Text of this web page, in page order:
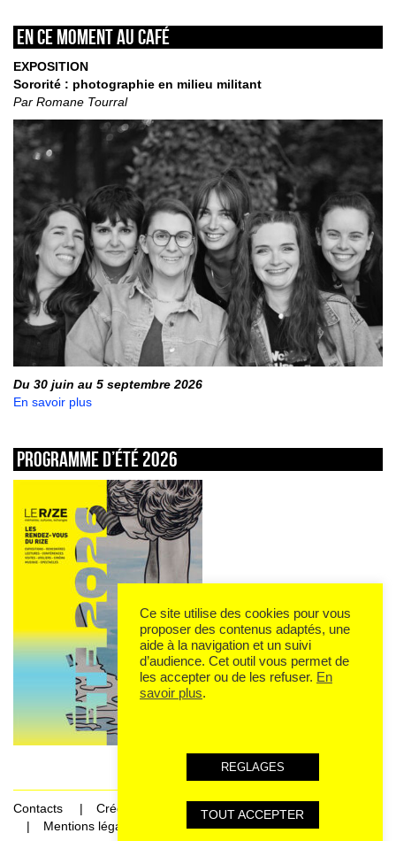
En ce moment au café
EXPOSITION
Sororité : photographie en milieu militant
Par Romane Tourral
Du 30 juin au 5 septembre 2026
En savoir plus
Programme d’été 2026
Contacts
Crédits
Mentions légales et données personnelles
Ce site utilise des cookies pour vous
proposer des contenus adaptés, une
aide à la navigation et un suivi
d’audience. Cet outil vous permet de
les accepter ou de les refuser. En
savoir plus.
REGLAGES
TOUT ACCEPTER